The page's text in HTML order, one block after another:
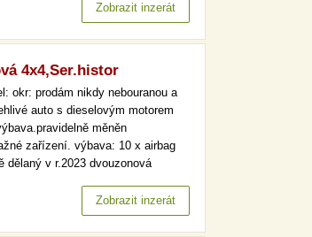
kontrola najetých km.…Zobrazit inzerát
4x4,Ser.histor
okr: prodám nikdy nebouranou a
auto s dieselovým motorem
měněn
zařízení. výbava: 10 x airbag
dělaný v r.2023 dvouzonová
Zobrazit inzerát